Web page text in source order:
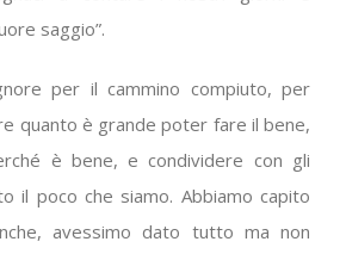
saggio”.
per il cammino compiuto, per
quanto è grande poter fare il bene,
è bene, e condividere con gli
il poco che siamo. Abbiamo capito
avessimo dato tutto ma non